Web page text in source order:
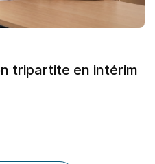
tripartite en intérim